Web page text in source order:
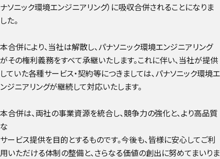
ナソニック環境エンジニアリング）に吸収合併されることになりま
した。
本合併により、当社は解散し、パナソニック環境エンジニアリング
がその権利義務をすべて承継いたします。これに伴い、当社が提供
していた各種サービス・契約等につきましては、パナソニック環境エ
ンジニアリングが継続して対応いたします。
本合併は、両社の事業資源を統合し、競争力の強化と、より高品質
な
サービス提供を目的とするものです。今後も、皆様に安心してご利
用いただける体制の整備と、さらなる価値の創出に努めてまいりま